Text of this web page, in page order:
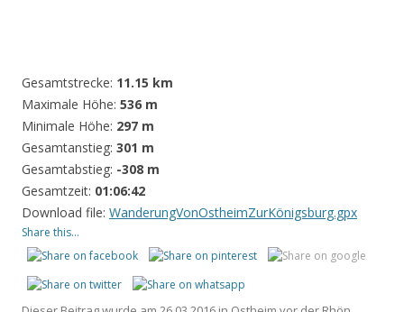
Gesamtstrecke: 11.15 km
Maximale Höhe: 536 m
Minimale Höhe: 297 m
Gesamtanstieg: 301 m
Gesamtabstieg: -308 m
Gesamtzeit: 01:06:42
Download file: WanderungVonOstheimZurKönigsburg.gpx
Share this...